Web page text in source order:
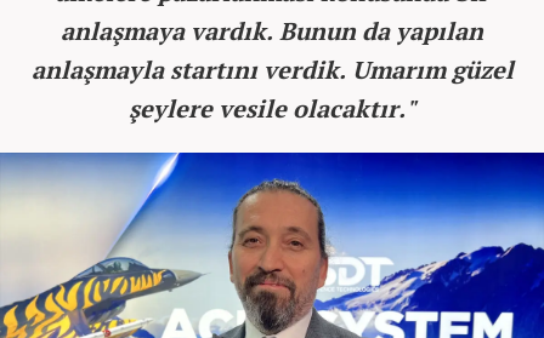
anlaşmaya vardık. Bunun da yapılan
anlaşmayla startını verdik. Umarım güzel
şeylere vesile olacaktır."